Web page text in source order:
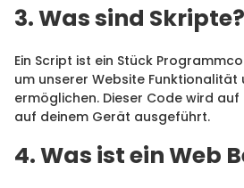
3. Was sind Skripte?
Ein Script ist ein Stück
um unserer Website
ermöglichen. Dieser Code wird
auf deinem Gerät ausgeführt.
4. Was ist ein Web